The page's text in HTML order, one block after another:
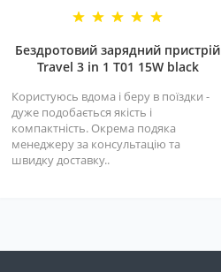
Бездротовий зарядний пристрій
Travel 3 in 1 T01 15W black
Користуюсь вдома і беру в поїздки -
дуже подобається якість і
компактність. Окрема подяка
менеджеру за консультацію та
швидку доставку..